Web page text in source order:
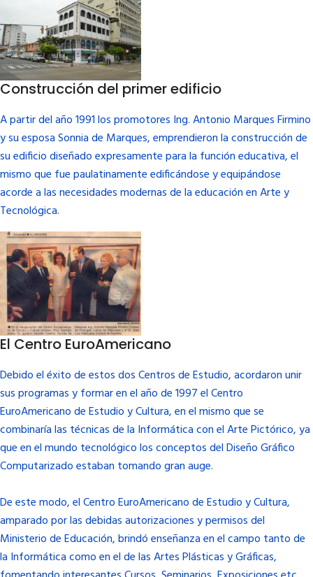
Construcción del primer edificio
A partir del año 1991 los promotores Ing. Antonio Marques Firmino
y su esposaSonnia de Marques, emprendieron la construcción de
su edificio diseñado expresamente para la función educativa, el
mismo que fue paulatinamente edificándose y equipándose
acorde a las necesidades modernas de la educación en Arte y
Tecnológica.
El Centro EuroAmericano
Debido el éxito de estos dos Centros de Estudio, acordaron unir
sus programas y formar en el año de 1997 el Centro
EuroAmericano de Estudio y Cultura, en el mismo que se
combinaría las técnicas de la Informática con el Arte Pictórico, ya
que en el mundo tecnológico los conceptos del Diseño Gráfico
Computarizado estaban tomando gran auge.
De este modo, el Centro EuroAmericano de Estudio y Cultura,
amparado por las debidas autorizaciones y permisos del
Ministerio de Educación, brindó enseñanza en el campo tanto de
la Informática como en el de las Artes Plásticas y Gráficas,